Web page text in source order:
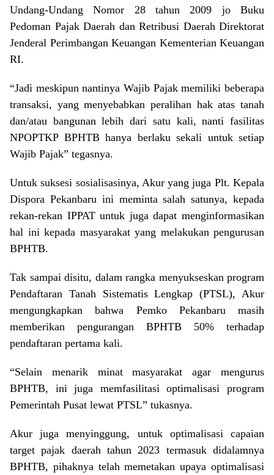
Undang-Undang Nomor 28 tahun 2009 jo Buku
Pedoman Pajak Daerah dan Retribusi Daerah Direktorat
Jenderal Perimbangan Keuangan Kementerian Keuangan
RI.
“Jadi meskipun nantinya Wajib Pajak memiliki beberapa
transaksi, yang menyebabkan peralihan hak atas tanah
dan/atau bangunan lebih dari satu kali, nanti fasilitas
NPOPTKP BPHTB hanya berlaku sekali untuk setiap
Wajib Pajak” tegasnya.
Untuk suksesi sosialisasinya, Akur yang juga Plt. Kepala
Dispora Pekanbaru ini meminta salah satunya, kepada
rekan-rekan IPPAT untuk juga dapat menginformasikan
hal ini kepada masyarakat yang melakukan pengurusan
BPHTB.
Tak sampai disitu, dalam rangka menyukseskan program
Pendaftaran Tanah Sistematis Lengkap (PTSL), Akur
mengungkapkan bahwa Pemko Pekanbaru masih
memberikan pengurangan BPHTB 50% terhadap
pendaftaran pertama kali.
“Selain menarik minat masyarakat agar mengurus
BPHTB, ini juga memfasilitasi optimalisasi program
Pemerintah Pusat lewat PTSL” tukasnya.
Akur juga menyinggung, untuk optimalisasi capaian
target pajak daerah tahun 2023 termasuk didalamnya
BPHTB, pihaknya telah memetakan upaya optimalisasi